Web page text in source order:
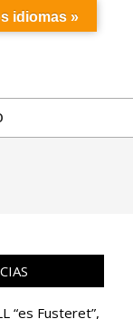
“es Fusteret”,
idiomas »